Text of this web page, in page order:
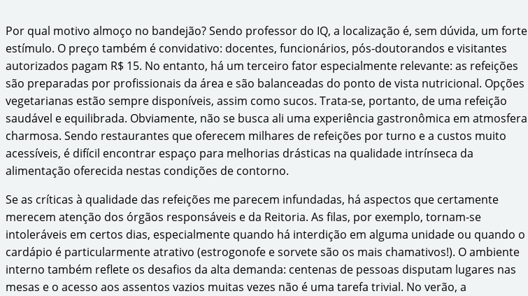
Por qual motivo almoço no bandejão? Sendo professor do IQ, a localização é, sem dúvida, um forte
estímulo. O preço também é convidativo: docentes, funcionários, pós-doutorandos e visitantes
autorizados pagam R$ 15. No entanto, há um terceiro fator especialmente relevante: as refeições
são preparadas por profissionais da área e são balanceadas do ponto de vista nutricional. Opções
vegetarianas estão sempre disponíveis, assim como sucos. Trata-se, portanto, de uma refeição
saudável e equilibrada. Obviamente, não se busca ali uma experiência gastronômica em atmosfera
charmosa. Sendo restaurantes que oferecem milhares de refeições por turno e a custos muito
acessíveis, é difícil encontrar espaço para melhorias drásticas na qualidade intrínseca da
alimentação oferecida nestas condições de contorno.
Se as críticas à qualidade das refeições me parecem infundadas, há aspectos que certamente
merecem atenção dos órgãos responsáveis e da Reitoria. As filas, por exemplo, tornam-se
intoleráveis em certos dias, especialmente quando há interdição em alguma unidade ou quando o
cardápio é particularmente atrativo (estrogonofe e sorvete são os mais chamativos!). O ambiente
interno também reflete os desafios da alta demanda: centenas de pessoas disputam lugares nas
mesas e o acesso aos assentos vazios muitas vezes não é uma tarefa trivial. No verão, a